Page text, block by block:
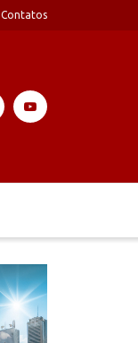
Contatos